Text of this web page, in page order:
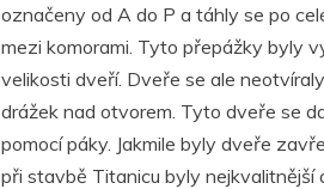
označeny od A do P a táhly se po
mezi komorami. Tyto přepážky byly
velikosti dveří. Dveře se ale
drážek nad otvorem. Tyto dveře se
pomocí páky. Jakmile byly dveře
při stavbě Titanicu byly